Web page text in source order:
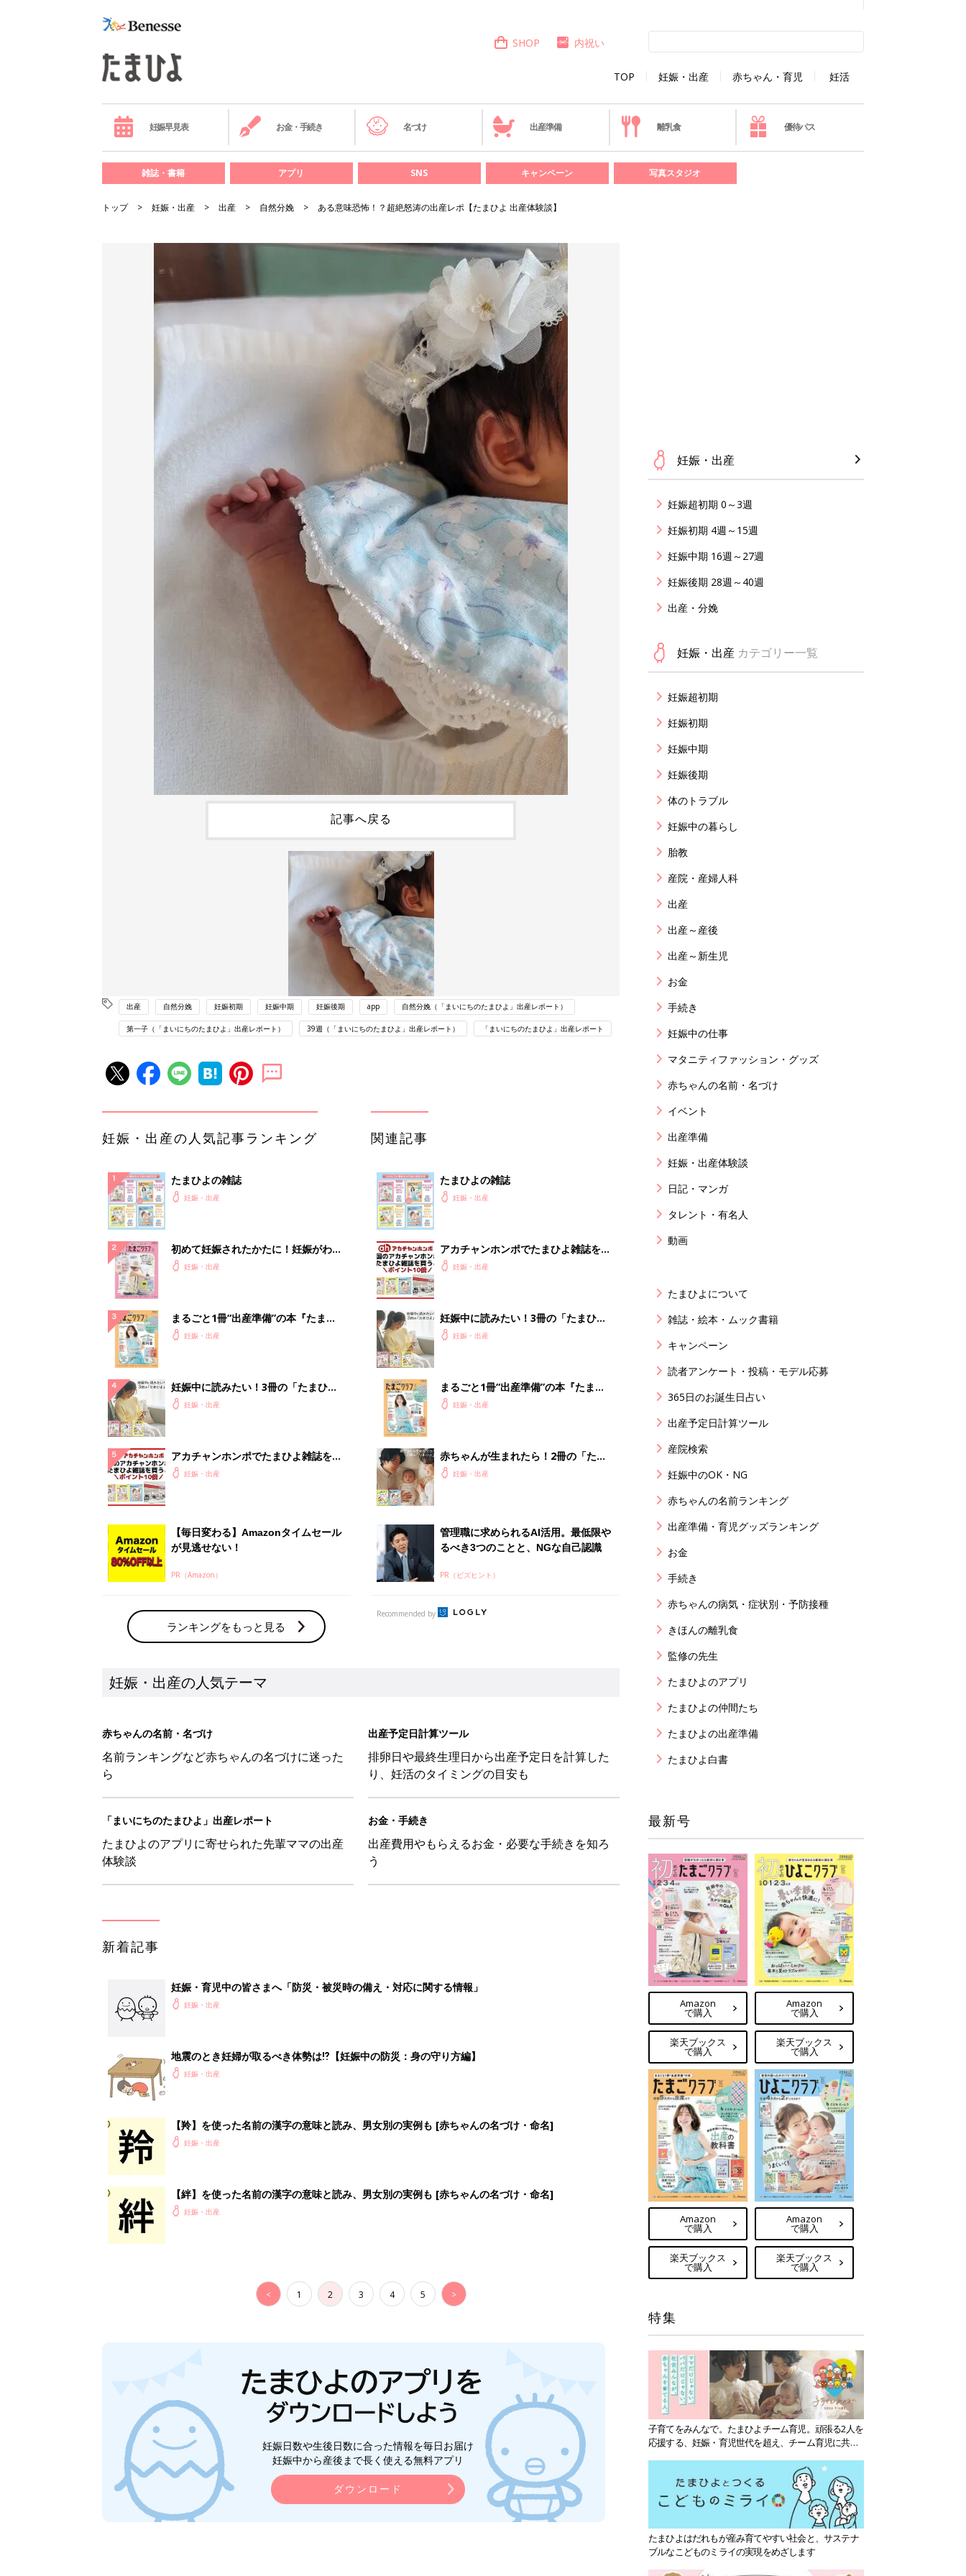
TOP 妊娠・出産 赤ちゃん・育児 妊活
SHOP 内祝い
妊娠早見表 お金・手続き 名づけ 出産準備 離乳食 優待パス
雑誌・書籍 アプリ SNS キャンペーン 写真スタジオ
トップ 妊娠・出産 出産 自然分娩 ある意味恐怖！？超絶怒涛の出産レポ【たまひよ 出産体験談】
記事へ戻る
出産 自然分娩 妊娠初期 妊娠中期 妊娠後期 app 自然分娩（「まいにちのたまひよ」出産レポート）
第一子（「まいにちのたまひよ」出産レポート） 39週（「まいにちのたまひよ」出産レポート） 「まいにちのたまひよ」出産レポート
妊娠・出産の人気記事ランキング
たまひよの雑誌
妊娠・出産
初めて妊娠されたかたに！妊娠がわか
ったら最初に読む本『初めてのたまご
妊娠・出産
まるごと1冊“出産準備”の本『たまご
クラブ 夏号』〈スペシャル大特集〉
妊娠・出産
妊娠中に読みたい！3冊の「たまひ
よ」妊娠・出産
アカチャンホンポでたまひよ雑誌を買
うとポイント10倍【期間限定】
妊娠・出産
【毎日変わる】Amazonタイムセール
が見逃せない！
PR（Amazon）
ランキングをもっと見る
関連記事
たまひよの雑誌
妊娠・出産
アカチャンホンポでたまひよ雑誌を買
うとポイント10倍【期間限定】
妊娠・出産
妊娠中に読みたい！3冊の「たまひ
よ」妊娠・出産
まるごと1冊“出産準備”の本『たまご
クラブ 夏号』〈スペシャル大特集〉
妊娠・出産
赤ちゃんが生まれたら！2冊の「たま
ひよ」
妊娠・出産
管理職に求められるAI活用。最低限や
るべき3つのことと、NGな自己認識
PR（ビズヒント）
Recommended by
妊娠・出産の人気テーマ
赤ちゃんの名前・名づけ
名前ランキングなど赤ちゃんの名づけに迷った
ら
出産予定日計算ツール
排卵日や最終生理日から出産予定日を計算した
り、妊活のタイミングの目安も
「まいにちのたまひよ」出産レポート
たまひよのアプリに寄せられた先輩ママの出産
体験談
お金・手続き
出産費用やもらえるお金・必要な手続きを知ろ
う
新着記事
妊娠・育児中の皆さまへ「防災・被災時の備え・対応に関する情報」
妊娠・出産
地震のとき妊婦が取るべき体勢は⁉︎【妊娠中の防災：身の守り方編】
妊娠・出産
【羚】を使った名前の漢字の意味と読み、男女別の実例も [赤ちゃんの名づけ・命名]
妊娠・出産
【絆】を使った名前の漢字の意味と読み、男女別の実例も [赤ちゃんの名づけ・命名]
妊娠・出産
< 1 2 3 4 5 >
妊娠日数や生後日数に合った情報を毎日お届け
妊娠中から産後まで長く使える無料アプリ
ダウンロード
妊娠・出産
妊娠超初期 0～3週
妊娠初期 4週～15週
妊娠中期 16週～27週
妊娠後期 28週～40週
出産・分娩
妊娠・出産 カテゴリー一覧
妊娠超初期
妊娠初期
妊娠中期
妊娠後期
体のトラブル
妊娠中の暮らし
胎教
産院・産婦人科
出産
出産～産後
出産～新生児
お金
手続き
妊娠中の仕事
マタニティファッション・グッズ
赤ちゃんの名前・名づけ
イベント
出産準備
妊娠・出産体験談
日記・マンガ
タレント・有名人
動画
たまひよについて
雑誌・絵本・ムック書籍
キャンペーン
読者アンケート・投稿・モデル応募
365日のお誕生日占い
出産予定日計算ツール
産院検索
妊娠中のOK・NG
赤ちゃんの名前ランキング
出産準備・育児グッズランキング
お金
手続き
赤ちゃんの病気・症状別・予防接種
きほんの離乳食
監修の先生
たまひよのアプリ
たまひよの仲間たち
たまひよの出産準備
たまひよ白書
最新号
Amazon
で購入
楽天ブックス
で購入
Amazon
で購入
楽天ブックス
で購入
Amazon
で購入
楽天ブックス
で購入
Amazon
で購入
楽天ブックス
で購入
特集
子育てをみんなで。たまひよチーム育児。頑張る2人を
応援する、妊娠・育児世代を超え、チーム育児に共感
たまひよはだれもが産み育てやすい社会と、サステナ
ブルなこどものミライの実現をめざします